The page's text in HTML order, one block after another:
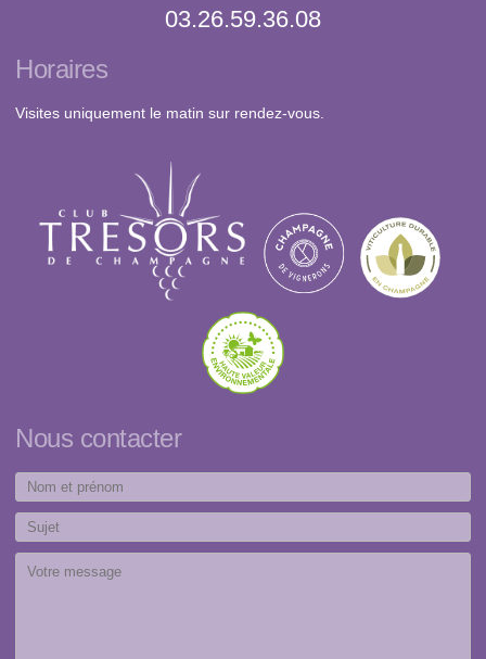
03.26.59.36.08
Horaires
Visites uniquement le matin sur rendez-vous.
Nous contacter